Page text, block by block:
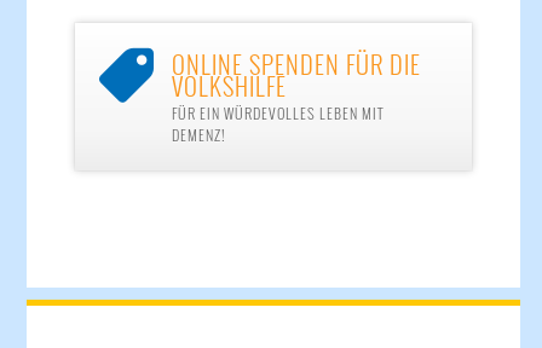
 ONLINE SPENDEN FÜR DIE
VOLKSHILFE
FÜR EIN WÜRDEVOLLES LEBEN MIT
DEMENZ!